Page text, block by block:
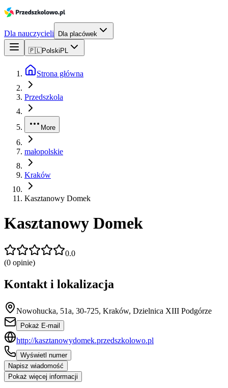
Dla nauczycieli Dla placówek
🇵🇱Polski PL
Strona główna
Przedszkola
More
małopolskie
Kraków
Kasztanowy Domek
Kasztanowy Domek
0.0
(0 opinie)
Kontakt i lokalizacja
Nowohucka, 51a, 30-725, Kraków, Dzielnica XIII Podgórze
Pokaż E-mail
http://kasztanowydomek.przedszkolowo.pl
Wyświetl numer
Napisz wiadomość
Pokaż więcej informacji